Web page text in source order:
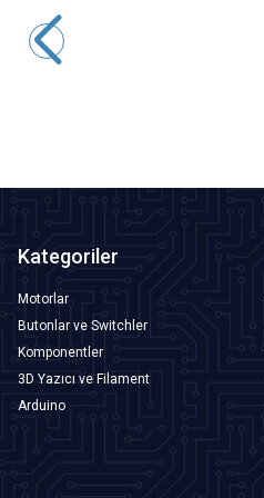
Kategoriler
Motorlar
Butonlar ve Switchler
Komponentler
3D Yazıcı ve Filament
Arduino